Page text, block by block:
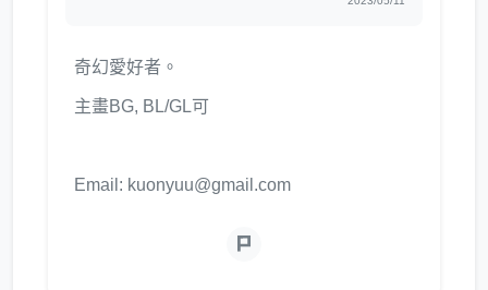
奇幻愛好者。
主畫BG, BL/GL可
Email: kuonyuu@gmail.com